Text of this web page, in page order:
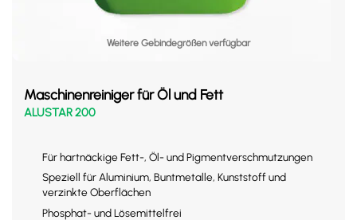
Weitere Gebindegrößen verfügbar
Maschinenreiniger für Öl und Fett
ALUSTAR 200
Für hartnäckige Fett-, Öl- und Pigmentverschmutzungen
Speziell für Aluminium, Buntmetalle, Kunststoff und
verzinkte Oberflächen
Phosphat- und Lösemittelfrei